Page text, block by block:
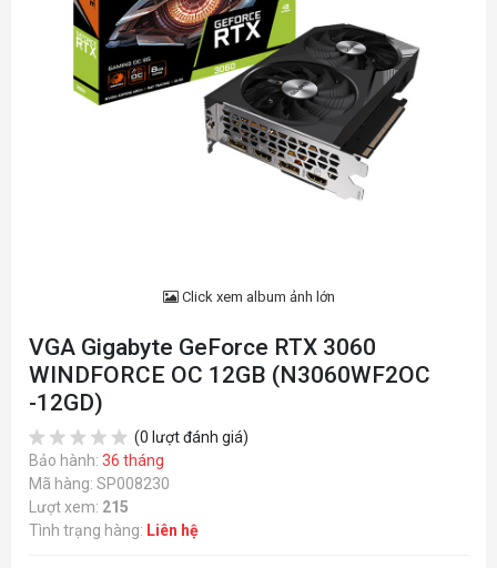
Click xem album ảnh lớn
VGA Gigabyte GeForce RTX 3060
WINDFORCE OC 12GB (N3060WF2OC
-12GD)
(0 lượt đánh giá)
Bảo hành: 36 tháng
Mã hàng: SP008230
Lượt xem: 215
Tình trạng hàng: Liên hệ